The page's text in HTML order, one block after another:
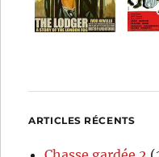
ARTICLES RÉCENTS